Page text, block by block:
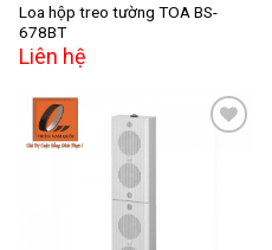
Loa hộp treo tường TOA BS-
678BT
Liên hệ